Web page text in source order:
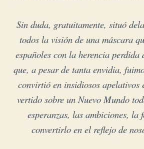
Sin duda, gratuitamente, situó
todos la visión de una máscara
españoles con la herencia perdida
que, a pesar de tanta envidia,
convirtió en insidiosos apelativos
vertido sobre un Nuevo Mundo
esperanzas, las ambiciones, la
convertirlo en el reflejo de